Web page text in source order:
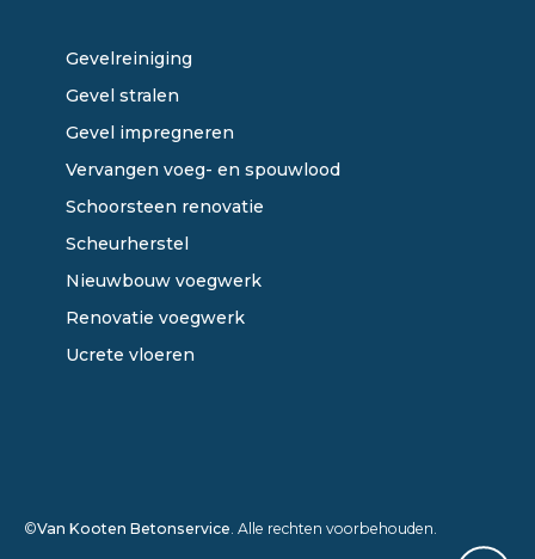
Gevelreiniging
Gevel stralen
Gevel impregneren
Vervangen voeg- en spouwlood
Schoorsteen renovatie
Scheurherstel
Nieuwbouw voegwerk
Renovatie voegwerk
Ucrete vloeren
©Van Kooten Betonservice . Alle rechten voorbehouden.